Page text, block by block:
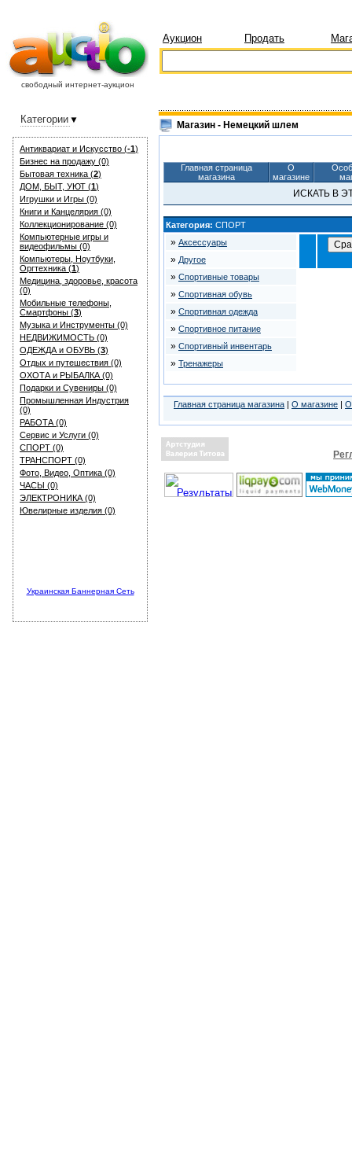
свободный интернет-аукцион
Аукцион Продать
Антиквариат и Искуcство (-1)
Бизнес на продажу (0)
Бытовая техника (2)
ДОМ, БЫТ, УЮТ (1)
Игрушки и Игры (0)
Книги и Канцелярия (0)
Коллекционирование (0)
Компьютерные игры и
видеофильмы (0)
Компьютеры, Ноутбуки,
Оргтехника (1)
Медицина, здоровье, красота
(0)
Мобильные телефоны,
Смартфоны (3)
Музыка и Инструменты (0)
НЕДВИЖИМОСТЬ (0)
ОДЕЖДА и ОБУВЬ (3)
Отдых и путешествия (0)
ОХОТА и РЫБАЛКА (0)
Подарки и Сувениры (0)
Промышленная Индустрия
(0)
РАБОТА (0)
Сервис и Услуги (0)
СПОРТ (0)
ТРАНСПОРТ (0)
Фото, Видео, Оптика (0)
ЧАСЫ (0)
ЭЛЕКТРОНИКА (0)
Ювелирные изделия (0)
Украинская Баннерная Сеть
Категории Магазин - Немецкий шлем
Главная страница
магазина
О
магазине
ИСКАТЬ В
Категория: СПОРТ
» Аксессуары
» Другое
» Спортивные товары
» Спортивная обувь
» Спортивная одежда
» Спортивное питание
» Спортивный инвентарь
» Тренажеры
Главная страница магазина | О магазине |